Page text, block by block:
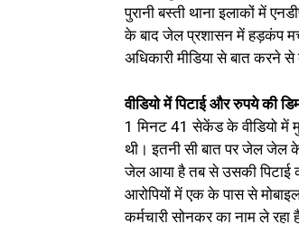
पुरानी बस्ती थाना इलाकों में
के बाद जेल प्रशासन में हड़कंप
अधिकारी मीडिया से बात करने
वीडियो में पिटाई और रुपये की
1 मिनट 41 सेकेंड के वीडियो में
थी। इतनी सी बात पर जेल जेल
जेल आया है तब से उसकी पिटाई
आरोपियों में एक के पास से
कर्मचारी सोनकर का नाम ले रहा